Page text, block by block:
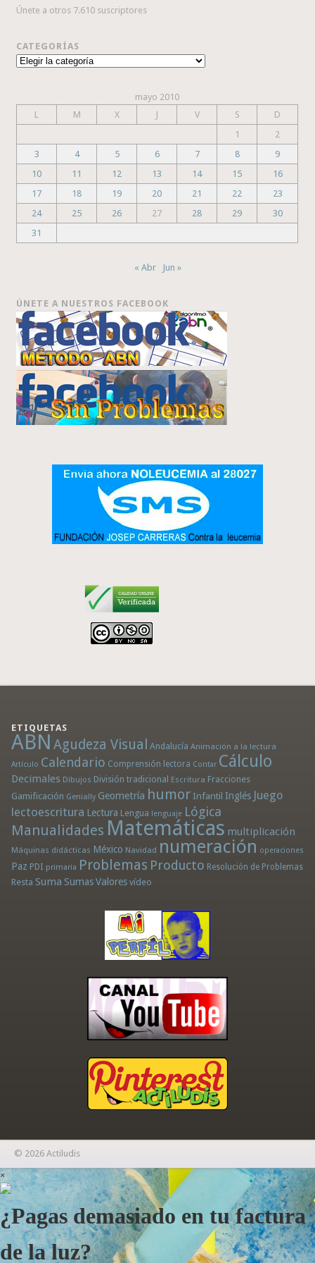
Únete a otros 7.610 suscriptores
CATEGORÍAS
Categorías
mayo 2010
L
M X J V S
D
1
2
3
4 5 6 7 8
9
10
11 12 13 14 15
16
17
18 19 20 21 22
23
24
25 26 27 28 29
30
31
« Abr Jun »
ÚNETE A NUESTROS FACEBOOK
ETIQUETAS
ABN Agudeza Visual Andalucía Animación a la lectura
Artículo Calendario Comprensión lectora Contar Cálculo
Decimales Dibujos División tradicional Escritura Fracciones
Gamificación Genially Geometría humor Infantil Inglés Juego
lectoescritura Lectura Lengua lenguaje Lógica
Manualidades Matemáticas multiplicación
Máquinas didácticas México Navidad numeración operaciones
Paz PDI primaria Problemas Producto Resolución de Problemas
Resta Suma Sumas Valores vídeo
© 2026 Actiludis
×
¿Pagas demasiado en tu factura
de la luz?